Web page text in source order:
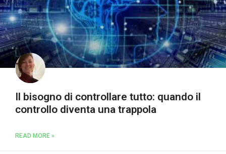
Il bisogno di controllare tutto: quando il
controllo diventa una trappola
READ MORE »